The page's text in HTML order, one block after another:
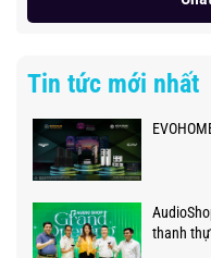
Tin tức mới nhất
thanh